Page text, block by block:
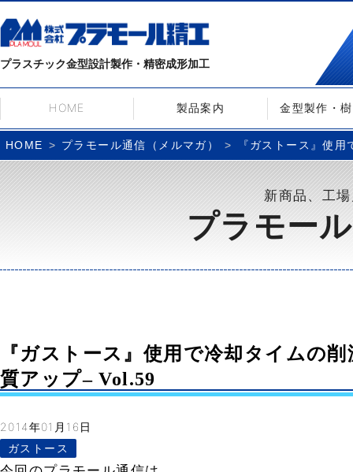
プラスチック金型設計製作・精密成形加工
HOME 製品案内 金型製作・
HOME プラモール通信（メルマガ） 『ガストース』使
新商品、工
プラモー
『ガストース』使用で冷却タイムの
質アップ– Vol.59
2014年01月16日
ガストース